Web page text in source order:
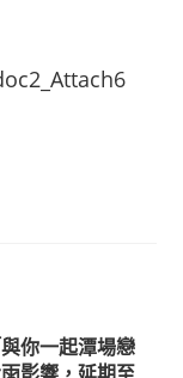
你一起潭場戀